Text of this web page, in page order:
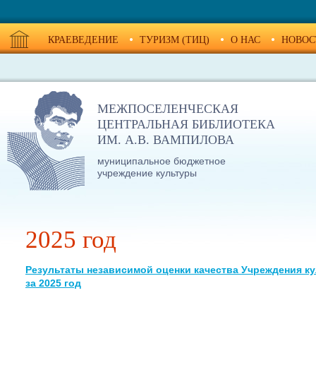
КРАЕВЕДЕНИЕ ТУРИЗМ (ТИЦ) О НАС
МЕЖПОСЕЛЕНЧЕСКАЯ
ЦЕНТРАЛЬНАЯ БИБЛИОТЕКА
ИМ. А.В. ВАМПИЛОВА
муниципальное бюджетное
учреждение культуры
2025 год
Результаты независимой оценки качества Учреждения
за 2025 год